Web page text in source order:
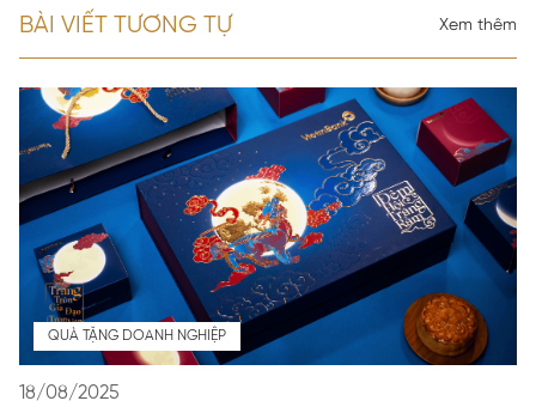
BÀI VIẾT TƯƠNG TỰ Xem thêm
QUÀ TẶNG DOANH NGHIỆP
18/08/2025